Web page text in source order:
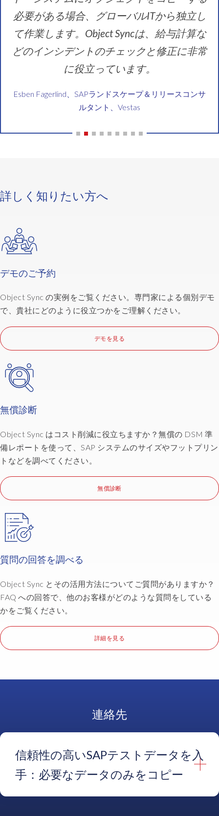
必要がある場合、グローバルITから独立し
て作業します。Object Syncは、給与計算な
どのインシデントのチェックと修正に非常
に役立っています。
Esben Fagerlind、SAPランドスケープ＆リリースコンサ
ルタント、Vestas
詳しく知りたい方へ
デモのご予約
Object Sync の実例をご覧ください。専門家による個別デモ
で、貴社にどのように役立つかをご理解ください。
デモを見る
無償診断
Object Sync はコスト削減に役立ちますか？無償の DSM 準
備レポートを使って、SAP システムのサイズやフットプリン
トなどを調べてください。
無償診断
質問の回答を調べる
Object Sync とその活用方法についてご質問がありますか？
FAQ への回答で、他のお客様がどのような質問をしている
かをご覧ください。
詳細を見る
連絡先
信頼性の高いSAPテストデータを入
手：必要なデータのみをコピー